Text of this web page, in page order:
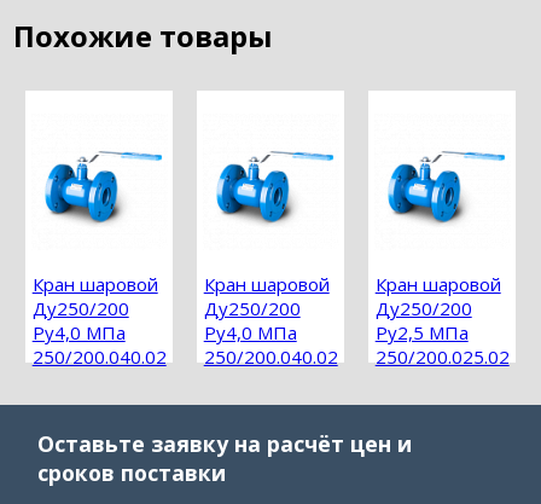
Похожие товары
Кран шаровой
Ду250/200
Ру4,0 МПа
250/200.040.02
Кран шаровой
Ду250/200
Ру4,0 МПа
250/200.040.02
Кран шаровой
Ду250/200
Ру2,5 МПа
250/200.025.02
Оставьте заявку на расчёт цен и
сроков поставки